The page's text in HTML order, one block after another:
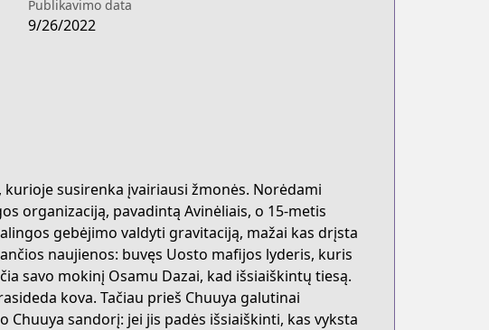
Publikavimo data
9/26/2022
susirenka įvairiausi žmonės. Norėdami
organizaciją, pavadintą Avinėliais, o 15-metis
gebėjimo valdyti gravitaciją, mažai kas drįsta
naujienos: buvęs Uosto mafijos lyderis, kuris
savo mokinį Osamu Dazai, kad išsiaiškintų tiesą.
kova. Tačiau prieš Chuuya galutinai
sandorį: jei jis padės išsiaiškinti, kas vyksta